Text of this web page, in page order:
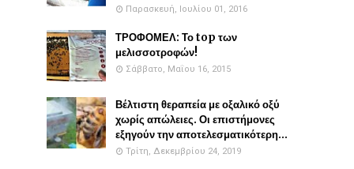
Παρασκευή, Ιουλίου 01, 2016
ΤΡΟΦΟΜΕΛ: Το top των
μελισσοτροφών!
Σάββατο, Μαΐου 16, 2015
Βέλτιστη θεραπεία με οξαλικό οξύ
χωρίς απώλειες. Οι επιστήμονες
εξηγούν την αποτελεσματικότερη...
Τρίτη, Δεκεμβρίου 24, 2019